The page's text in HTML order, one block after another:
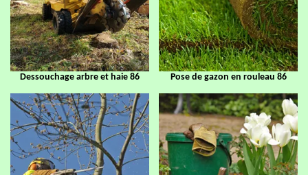
Dessouchage arbre et haie 86 Pose de gazon en rouleau 86